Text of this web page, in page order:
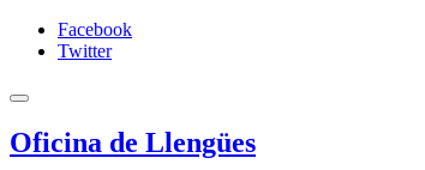
Facebook
Twitter
Oficina de Llengües